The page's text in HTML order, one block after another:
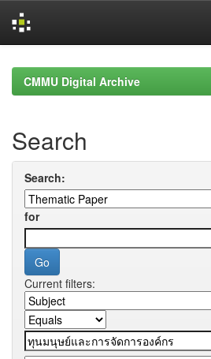
navigationCMMU Digital Archive
Search
Search:
for
Current filters: